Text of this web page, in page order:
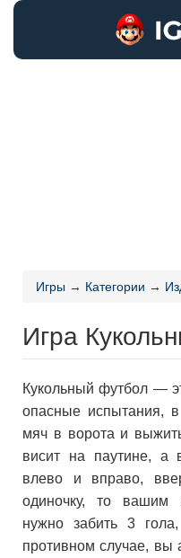
Игры → Категории →
Игра
Кукольный футбол —
опасные испытания,
мяч в ворота и
висит на паутине, а
влево и вправо,
одиночку, то вашим
нужно забить 3
противном случае, вы